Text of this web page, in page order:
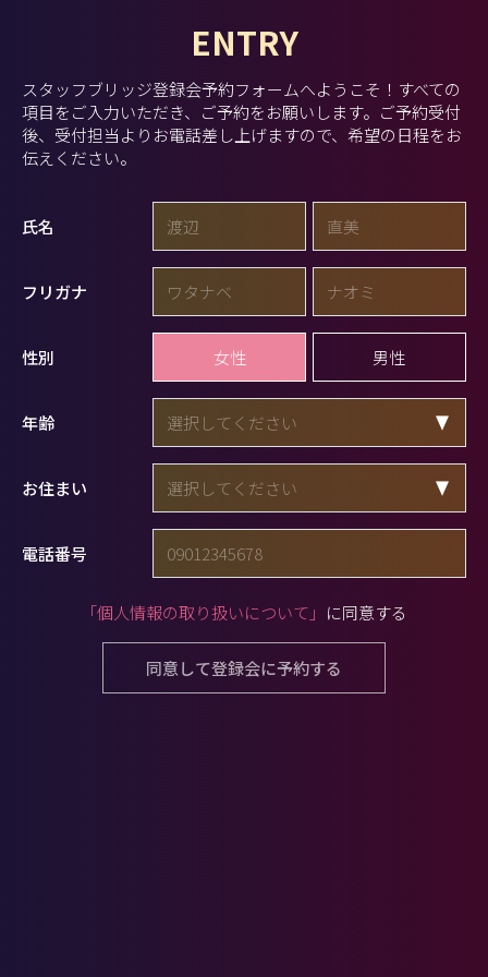
ENTRY
スタッフブリッジ登録会予約フォームへようこそ！ すべての
項目をご入力いただき、ご予約をお願いします。 ご予約受付
後、受付担当よりお電話差し上げますので、希望の日程をお
伝えください。
氏名
フリガナ
性別 女性 男性
年齢
お住まい
電話番号
「個人情報の取り扱いについて」 に同意する
同意して登録会に予約する